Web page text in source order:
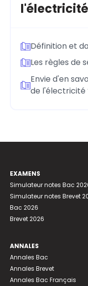
l'électricité
Définition et
Les règles de
Envie d'en
de l'électricité
EXAMENS
Simulateur notes Bac
Simulateur notes Brevet
Bac 2026
Brevet 2026
ANNALES
Annales Bac
Annales Brevet
Annales Bac Français